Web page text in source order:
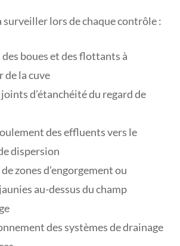
surveiller lors de chaque contrôle :
des boues et des flottants à
de la cuve
joints d’étanchéité du regard de
des effluents vers le
dispersion
de zones d’engorgement ou
au-dessus du champ
des systèmes de drainage